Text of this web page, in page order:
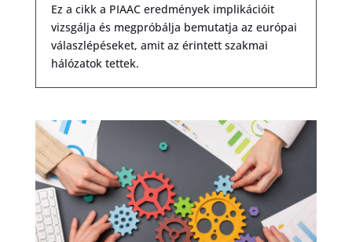
Ez a cikk a PIAAC eredmények implikációit
vizsgálja és megpróbálja bemutatja az európai
válaszlépéseket, amit az érintett szakmai
hálózatok tettek.